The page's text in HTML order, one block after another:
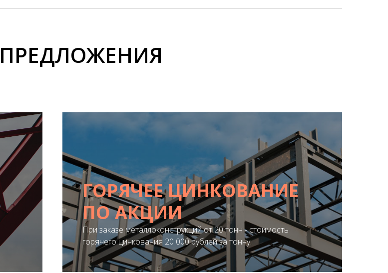
ГОРЯЧЕЕ ЦИНКОВАНИЕ
ПО АКЦИИ
При заказе металлоконструкций от 20 тонн - стоимость
горячего цинкования 20 000 рублей за тонну.
ПОЛУЧИТЬ ПРЕДЛОЖЕНИЕ